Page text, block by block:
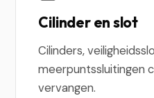
Cilinder en slot
Cilinders,
meerpuntssluitingen
vervangen.